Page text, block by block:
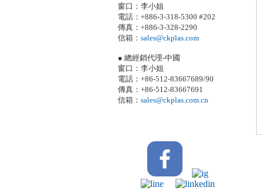
窗口：李小姐
電話：+886-3-318-5300 #202
傳真：+886-3-328-2290
信箱： sales@ckplas.com
● 總經銷代理-中國
窗口：李小姐
電話：+86-512-83667689/90
傳真：+86-512-83667691
信箱： sales@ckplas.com.cn